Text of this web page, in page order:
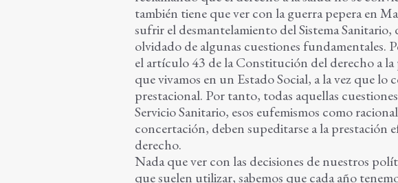
también tiene que ver con la guerra pepera en
sufrir el desmantelamiento del Sistema Sanitario,
olvidado de algunas cuestiones fundamentales.
el artículo 43 de la Constitución del derecho a
que vivamos en un Estado Social, a la vez que lo
prestacional. Por tanto, todas aquellas
Servicio Sanitario, esos eufemismos como
concertación, deben supeditarse a la prestación
derecho.
Nada que ver con las decisiones de nuestros
que suelen utilizar, sabemos que cada año